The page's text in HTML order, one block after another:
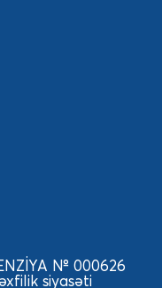
№ 000626
siyasəti